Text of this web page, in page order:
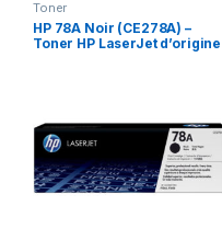
Toner
HP 78A Noir (CE278A) –
Toner HP LaserJet d’origine